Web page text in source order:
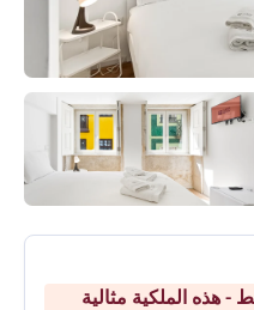
هذه الملكية مثالية